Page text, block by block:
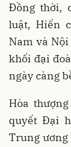
Đồng thời,
luật, Hiến
Nam và
khối đại
ngày càng
Hòa
quyết Đại
Trung